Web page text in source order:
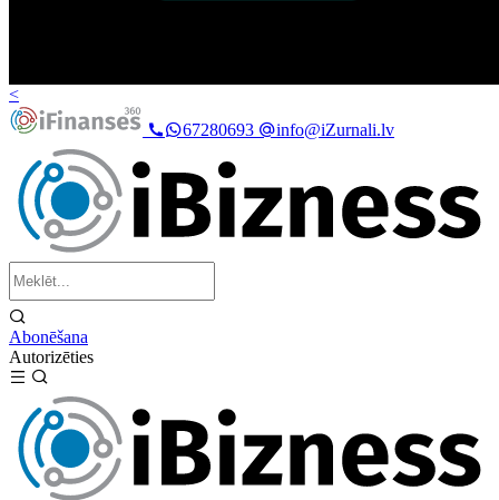
<
67280693
info@iZurnali.lv
Abonēšana
Autorizēties